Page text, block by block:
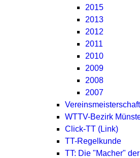
2015
2013
2012
2011
2010
2009
2008
2007
WTTV-Bezirk
Click-TT (Link)
TT-Regelkunde
TT: Die "Macher"